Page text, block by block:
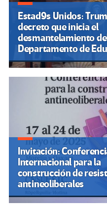
Estad9s Unidos:
decreto que inicia el
desmantelamiento
Departamento de
Invitación:
Internacional para la
construcción de
antineoliberales